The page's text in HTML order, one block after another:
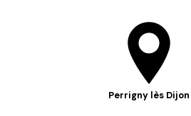
Perrigny lès Dijon